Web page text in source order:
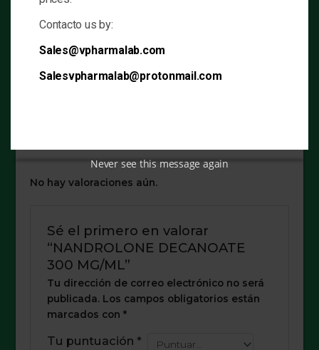
No hay valoraciones aún.
Sé el primero en valorar
“NANDROLONE DECANOATE
300 MG/ML”
Tu dirección de correo electrónico no será
publicada. Los campos obligatorios están
marcados con*
Tu puntuación *
Contacto us by:
Sales@vpharmalab.com
Salesvpharmalab@protonmail.com
Never see this message again